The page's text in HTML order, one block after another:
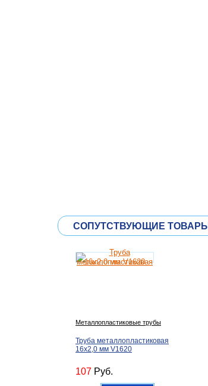
СОПУТСТВУЮЩИЕ ТОВАРЫ
Металлопластиковые трубы
Труба металлопластиковая
16х2,0 мм V1620
107 Руб.